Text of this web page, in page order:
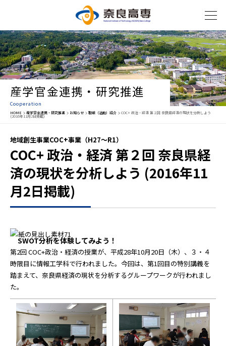
産学官金連携・研究推進
Cooperation
HOME 産学官金連携・研究推進 お知らせ 取組（活動）紹介 COC+ 政治・経済 第２回 奈良県経済の現状を分析しよう
(2016年11月2日掲載)
地域創生事業COC+事業（H27～R1）
COC+ 政治・経済 第２回 奈良県経
済の現状を分析しよう (2016年11
月2日掲載)
第2回 COC+政治・経済の授業が、平成28年10月20日（木）、３・４
時限目に情報工学科で行われました。今回は、第1回目の特別講義を
踏まえて、奈良県経済の現状を分析するグループワークが行われまし
た。
SWOT分析を体験してみよう！